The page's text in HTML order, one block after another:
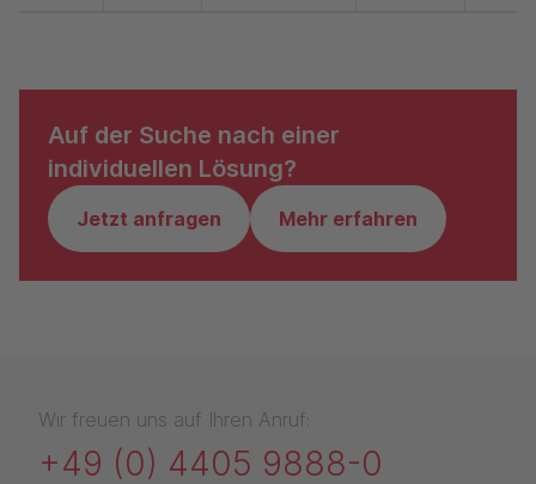
Auf der Suche nach einer
individuellen Lösung?
Jetzt anfragen Mehr erfahren
Wir freuen uns auf Ihren Anruf:
+49 (0) 4405 9888-0